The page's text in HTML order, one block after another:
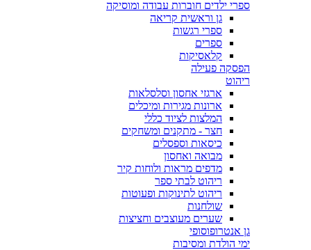
ספרי ילדים חוברות עבודה ומוסיקה
גן וראשית קריאה
ספרי רגשות
ספרים
קלאסיקות
הפסקה פעילה
ריהוט
ארגזי אחסון וסלסלאות
ארונות מגירות ומיכלים
המלצות לציוד כללי
חצר - מתקנים ומשחקים
כיסאות וספסלים
מבואה ואחסון
מדפים מראות ולוחות קיר
ריהוט לבתי ספר
ריהוט לתינוקות ופעוטות
שולחנות
שערים מעוצבים וחציצות
גן אנטרופוסופי
ימי הולדת ומסיבות